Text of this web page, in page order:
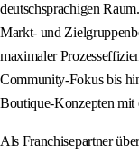
deutschsprachigen
Markt- und
maximaler
Community-Fokus bis
Boutique-Konzepten mit
Als Franchisepartner